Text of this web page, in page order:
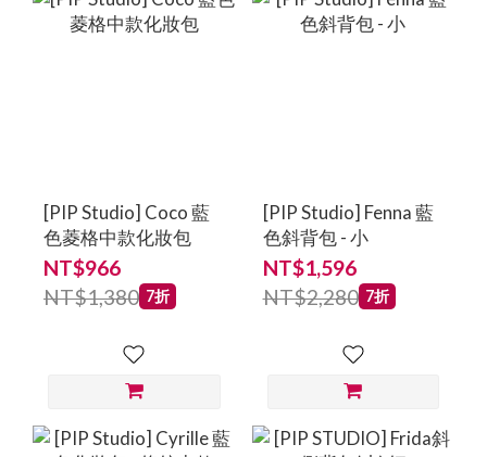
[PIP Studio] Coco 藍
色菱格中款化妝包
NT$966
NT$1,380 7折
[PIP Studio] Fenna 藍
色斜背包 - 小
NT$1,596
NT$2,280 7折